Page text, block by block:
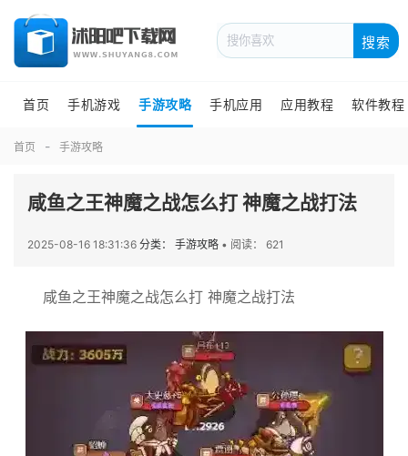
搜索
首页 手机游戏 手游攻略 手机应用 应用教程 软件教程
首页 手游攻略
咸鱼之王神魔之战怎么打 神魔之战打法
2025-08-16 18:31:36 分类： 手游攻略 • 阅读： 621
咸鱼之王神魔之战怎么打 神魔之战打法